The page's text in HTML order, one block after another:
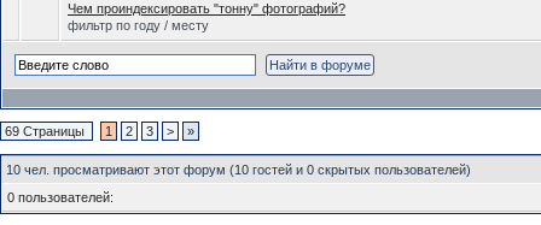
Чем проиндексировать "тонну" фотографий?
фильтр по году / месту
69 Страницы 1 2 3 > »
10 чел. просматривают этот форум (10 гостей и 0 скрытых пользователей)
0 пользователей: